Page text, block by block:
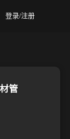
登录/注册
管